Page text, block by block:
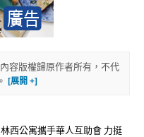
容版權歸原作者所有，不代
西公寓攜手華人互助會 力挺